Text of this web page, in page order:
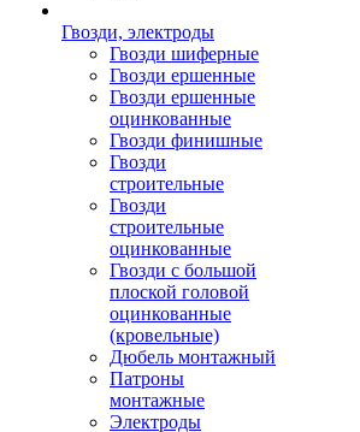
Гвозди, электроды
Гвозди шиферные
Гвозди ершенные
Гвозди ершенные
оцинкованные
Гвозди финишные
Гвозди
строительные
Гвозди
строительные
оцинкованные
Гвозди с большой
плоской головой
оцинкованные
(кровельные)
Дюбель монтажный
Патроны
монтажные
Электроды